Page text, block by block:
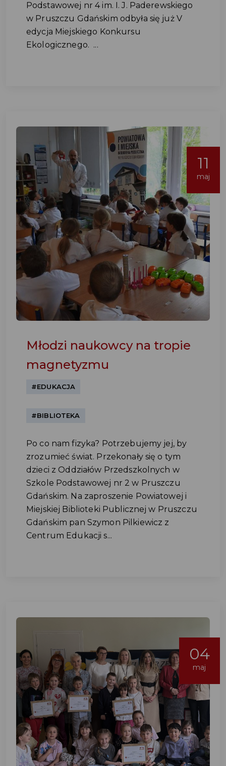
Podstawowej nr 4 im. I. J. Paderewskiego
w Pruszczu Gdańskim odbyła się już V
edycja Miejskiego Konkursu
Ekologicznego. ...
11
maj
Młodzi naukowcy na tropie
magnetyzmu
#EDUKACJA
#BIBLIOTEKA
Po co nam fizyka? Potrzebujemy jej, by
zrozumieć świat. Przekonały się o tym
dzieci z Oddziałów Przedszkolnych w
Szkole Podstawowej nr 2 w Pruszczu
Gdańskim. Na zaproszenie Powiatowej i
Miejskiej Biblioteki Publicznej w Pruszczu
Gdańskim pan Szymon Pilkiewicz z
Centrum Edukacji s...
04
maj